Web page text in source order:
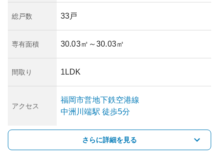
総戸数 33戸
専有面積 30.03㎡ ～30.03㎡
間取り 1LDK
アクセス
福岡市営地下鉄空港線
中洲川端駅 徒歩5分
さらに詳細を見る